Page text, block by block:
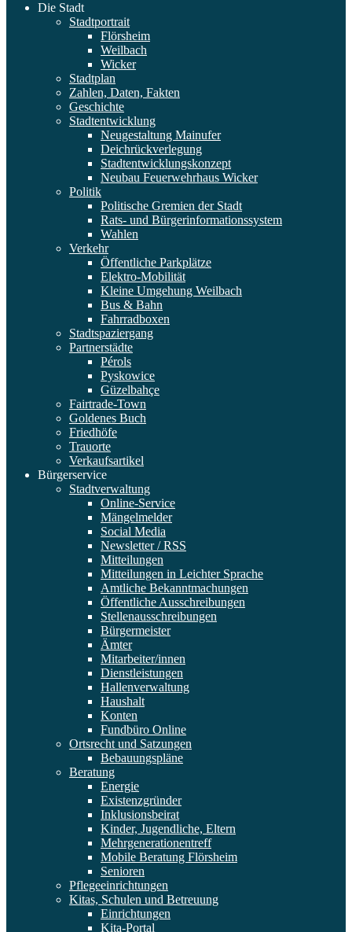
Die Stadt
Stadtportrait
Flörsheim
Weilbach
Wicker
Stadtplan
Zahlen, Daten, Fakten
Geschichte
Stadtentwicklung
Neugestaltung Mainufer
Deichrückverlegung
Stadtentwicklungskonzept
Neubau Feuerwehrhaus Wicker
Politik
Politische Gremien der Stadt
Rats- und Bürgerinformationssystem
Wahlen
Verkehr
Öffentliche Parkplätze
Elektro-Mobilität
Kleine Umgehung Weilbach
Bus & Bahn
Fahrradboxen
Stadtspaziergang
Partnerstädte
Pérols
Pyskowice
Güzelbahçe
Fairtrade-Town
Goldenes Buch
Friedhöfe
Trauorte
Verkaufsartikel
Bürgerservice
Stadtverwaltung
Online-Service
Mängelmelder
Social Media
Newsletter / RSS
Mitteilungen
Mitteilungen in Leichter Sprache
Amtliche Bekanntmachungen
Öffentliche Ausschreibungen
Stellenausschreibungen
Bürgermeister
Ämter
Mitarbeiter/innen
Dienstleistungen
Hallenverwaltung
Haushalt
Konten
Fundbüro Online
Ortsrecht und Satzungen
Bebauungspläne
Beratung
Energie
Existenzgründer
Inklusionsbeirat
Kinder, Jugendliche, Eltern
Mehrgenerationentreff
Mobile Beratung Flörsheim
Senioren
Pflegeeinrichtungen
Kitas, Schulen und Betreuung
Einrichtungen
Kita-Portal